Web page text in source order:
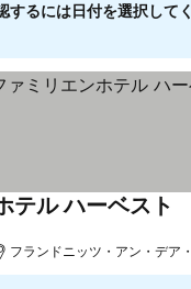
するには日付を選択してく
テル ハーベスト